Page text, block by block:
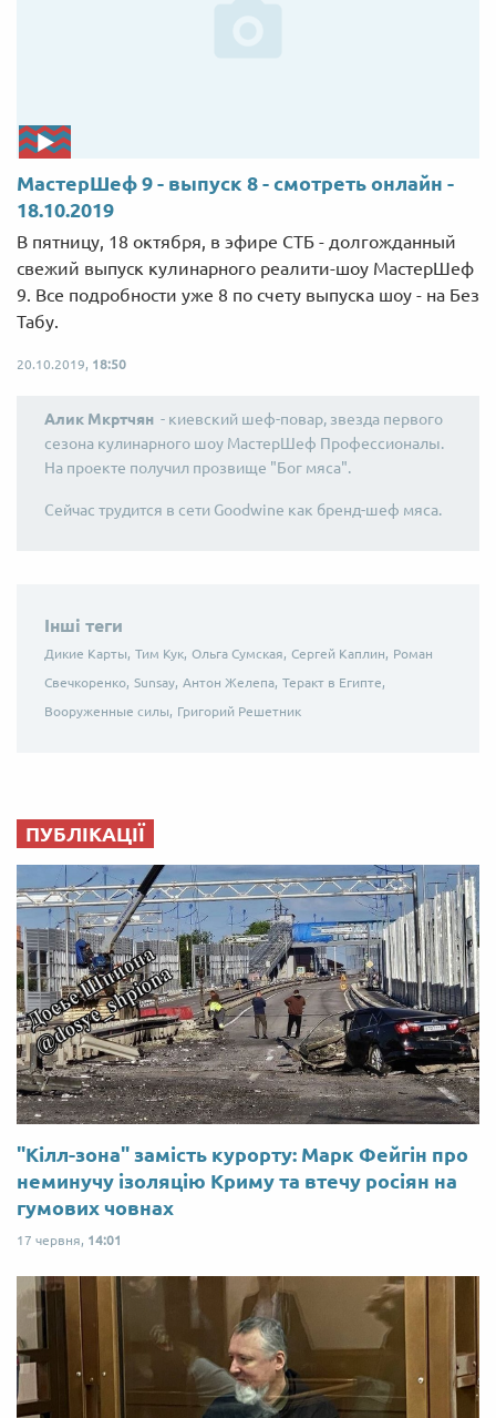
МастерШеф 9 - выпуск 8 - смотреть онлайн -
18.10.2019
В пятницу, 18 октября, в эфире СТБ - долгожданный
свежий выпуск кулинарного реалити-шоу МастерШеф
9. Все подробности уже 8 по счету выпуска шоу - на Без
Табу.
20.10.2019, 18:50
Алик Мкртчян - киевский шеф-повар, звезда первого
сезона кулинарного шоу МастерШеф Профессионалы.
На проекте получил прозвище "Бог мяса".
Сейчас трудится в сети Goodwine как бренд-шеф мяса.
Інші теги
Дикие Карты, Тим Кук, Ольга Сумская, Сергей Каплин, Роман
Свечкоренко, Sunsay, Антон Желепа, Теракт в Египте,
Вооруженные силы, Григорий Решетник
ПУБЛІКАЦІЇ
"Кілл-зона" замість курорту: Марк Фейгін про
неминучу ізоляцію Криму та втечу росіян на
гумових човнах
17 червня, 14:01